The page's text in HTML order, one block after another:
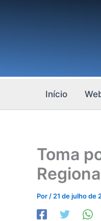
Início
Toma
Por / 21 de julho de